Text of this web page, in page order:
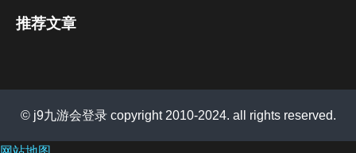
推荐文章
© j9九游会登录 copyright 2010-2024. all rights reserved.